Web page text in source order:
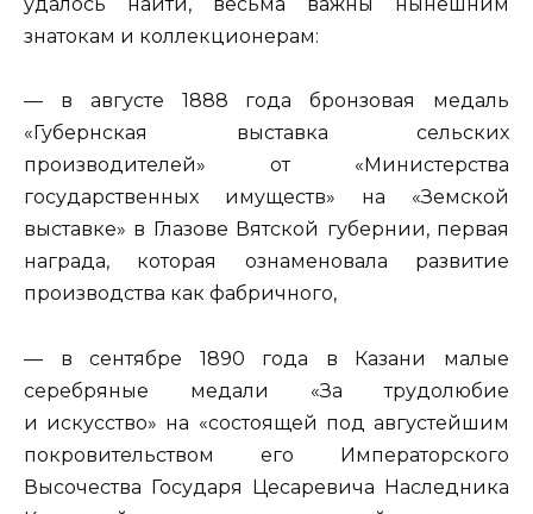
знатокам и коллекционерам:
— в августе 1888 года бронзовая медаль
«Губернская выставка сельских
производителей» от «Министерства
государственных имуществ» на «Земской
выставке» в Глазове Вятской губернии, первая
награда, которая ознаменовала развитие
производства как фабричного,
— в сентябре 1890 года в Казани малые
серебряные медали «За трудолюбие
и искусство» на «состоящей под августейшим
покровительством его Императорского
Высочества Государя Цесаревича Наследника